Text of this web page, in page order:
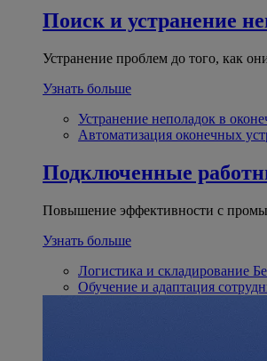
Поиск и устранение
Устранение проблем до того, как
Узнать больше
Устранение неполадок в
Автоматизация оконечных
Подключенные
Повышение эффективности с
Узнать больше
Логистика и складирование
Обучение и адаптация